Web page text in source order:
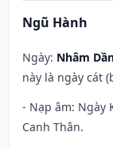
Ngũ Hành
Ngày: Nhâm
này là ngày cát
- Nạp âm: Ngày
Canh Thân.